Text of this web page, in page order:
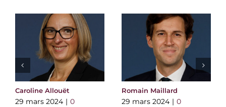
Caroline Allouët
29 mars 2024 | 0
Romain Maillard
29 mars 2024 | 0